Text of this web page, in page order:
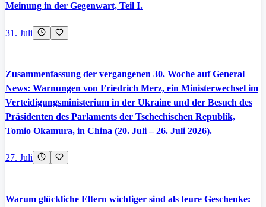
Meinung in der Gegenwart, Teil I.
31. Juli
Zusammenfassung der vergangenen 30. Woche auf General
News: Warnungen von Friedrich Merz, ein Ministerwechsel im
Verteidigungsministerium in der Ukraine und der Besuch des
Präsidenten des Parlaments der Tschechischen Republik,
Tomio Okamura, in China (20. Juli – 26. Juli 2026).
27. Juli
Warum glückliche Eltern wichtiger sind als teure Geschenke: